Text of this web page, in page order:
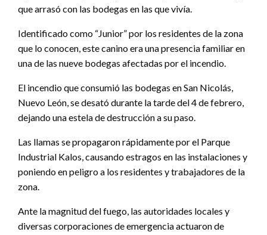
que arrasó con las bodegas en las que vivía.
Identificado como “Junior” por los residentes de la zona
que lo conocen, este canino era una presencia familiar en
una de las nueve bodegas afectadas por el incendio.
El incendio que consumió las bodegas en San Nicolás,
Nuevo León, se desató durante la tarde del 4 de febrero,
dejando una estela de destrucción a su paso.
Las llamas se propagaron rápidamente por el Parque
Industrial Kalos, causando estragos en las instalaciones y
poniendo en peligro a los residentes y trabajadores de la
zona.
Ante la magnitud del fuego, las autoridades locales y
diversas corporaciones de emergencia actuaron de